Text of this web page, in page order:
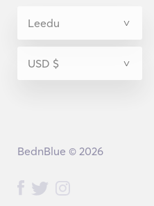
BednBlue © 2026